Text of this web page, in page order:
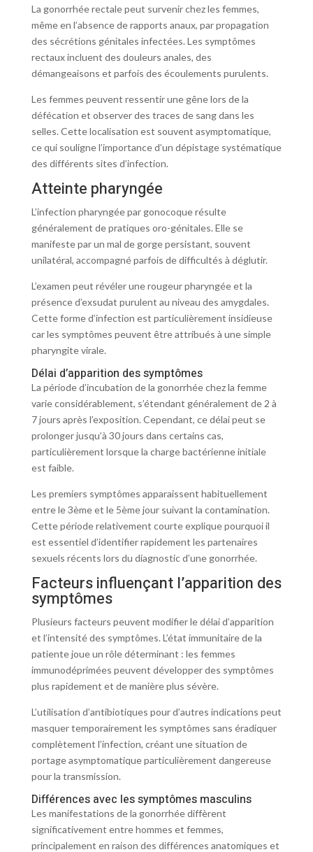
La gonorrhée rectale peut survenir chez les femmes,
même en l’absence de rapports anaux, par propagation
des sécrétions génitales infectées. Les symptômes
rectaux incluent des douleurs anales, des
démangeaisons et parfois des écoulements purulents.
Les femmes peuvent ressentir une gêne lors de la
défécation et observer des traces de sang dans les
selles. Cette localisation est souvent asymptomatique,
ce qui souligne l’importance d’un dépistage systématique
des différents sites d’infection.
Atteinte pharyngée
L’infection pharyngée par gonocoque résulte
généralement de pratiques oro-génitales. Elle se
manifeste par un mal de gorge persistant, souvent
unilatéral, accompagné parfois de difficultés à déglutir.
L’examen peut révéler une rougeur pharyngée et la
présence d’exsudat purulent au niveau des amygdales.
Cette forme d’infection est particulièrement insidieuse
car les symptômes peuvent être attribués à une simple
pharyngite virale.
Délai d’apparition des symptômes
La période d’incubation de la gonorrhée chez la femme
varie considérablement, s’étendant généralement de 2 à
7 jours après l’exposition. Cependant, ce délai peut se
prolonger jusqu’à 30 jours dans certains cas,
particulièrement lorsque la charge bactérienne initiale
est faible.
Les premiers symptômes apparaissent habituellement
entre le 3ème et le 5ème jour suivant la contamination.
Cette période relativement courte explique pourquoi il
est essentiel d’identifier rapidement les partenaires
sexuels récents lors du diagnostic d’une gonorrhée.
Facteurs influençant l’apparition des
symptômes
Plusieurs facteurs peuvent modifier le délai d’apparition
et l’intensité des symptômes. L’état immunitaire de la
patiente joue un rôle déterminant : les femmes
immunodéprimées peuvent développer des symptômes
plus rapidement et de manière plus sévère.
L’utilisation d’antibiotiques pour d’autres indications peut
masquer temporairement les symptômes sans éradiquer
complètement l’infection, créant une situation de
portage asymptomatique particulièrement dangereuse
pour la transmission.
Différences avec les symptômes masculins
Les manifestations de la gonorrhée diffèrent
significativement entre hommes et femmes,
principalement en raison des différences anatomiques et